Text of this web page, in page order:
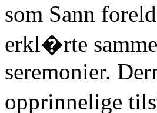
som Sann
erkl�rte
seremonier.
opprinnelige